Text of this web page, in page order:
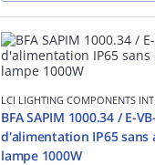
LCI LIGHTING COMPONENTS
BFA SAPIM 1000.34 / E-
d'alimentation IP65 sans
lampe 1000W